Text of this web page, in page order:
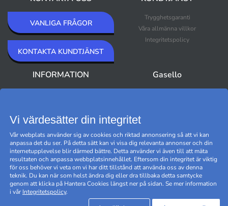
VANLIGA FRÅGOR
KONTAKTA KUNDTJÄNST
Trygghetsgaranti
Våra allmänna villkor
Integritetspolicy
INFORMATION Gasello
Black Friday
Hantera cookies
Vi värdesätter din integritet
Vår webplats använder sig av cookies och riktad annonsering så att vi kan
anpassa det du ser. På detta sätt kan vi visa dig relevanta annonser och din
internetupplevelse blir därmed bättre. Detta använder vi även till att mäta
resultaten och anpassa webbplatsinnehållet. Eftersom din integritet är viktig
för oss behöver vi veta om vi har ditt tillstånd att använda oss av denna
teknik. Du kan när som helst ändra dig eller dra tillbaka detta samtycke
genom att klicka på Hantera Cookies längst ner på sidan. Se mer information
i vårIntegritetspolicy.